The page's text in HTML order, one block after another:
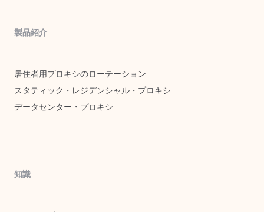
製品紹介
居住者用プロキシのローテーション
スタティック・レジデンシャル・プロキシ
データセンター・プロキシ
知識